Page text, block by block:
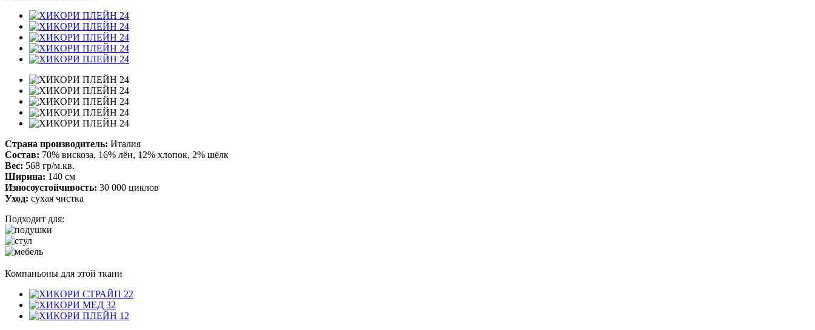
Страна производитель: Италия
Состав: 70% вискоза, 16% лён, 12% хлопок, 2% шёлк
Вес: 568 гр/м.кв.
Ширина: 140 см
Износоустойчивость: 30 000 циклов
Уход: сухая чистка
Подходит для:
Компаньоны для этой ткани